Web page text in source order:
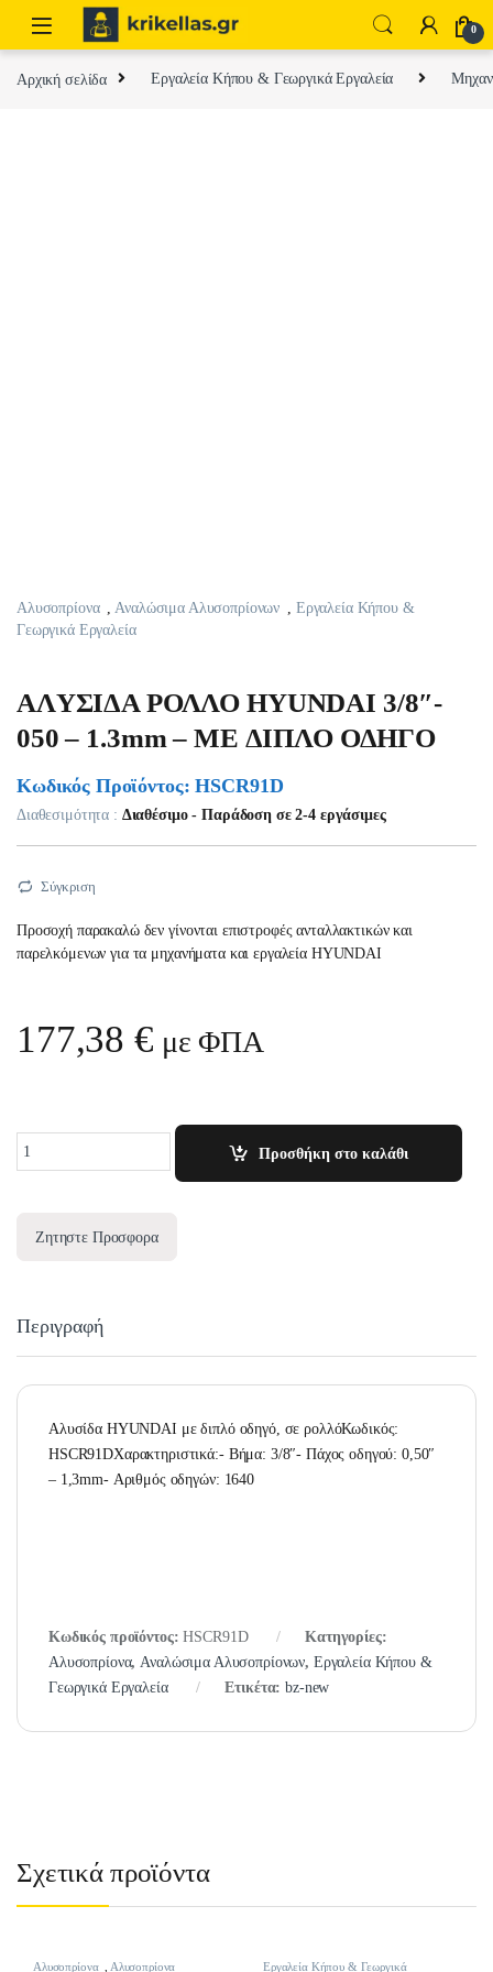
Skip to navigation
Skip to content
0
Αρχική σελίδα Εργαλεία Κήπου & Γεωργικά Εργαλεία
Αλυσοπρίονα Αναλώσιμα Αλυσοπρίονων
Εργαλεία Κήπου &
Γεωργικά Εργαλεία
AΛYΣIΔA ΡΟΛΛΟ HYUNDAI 3/8″-
050 – 1.3mm – ME ΔΙΠΛΟ ΟΔΗΓΟ
Κωδικός Προϊόντος: HSCR91D
Διαθεσιμότητα : Διαθέσιμο - Παράδοση σε 2-4 εργάσιμες
Σύγκριση
Προσοχή παρακαλώ δεν γίνονται επιστροφές ανταλλακτικών και
παρελκόμενων για τα μηχανήματα και εργαλεία HYUNDAI
177,38€ με ΦΠΑ
Προσθήκη στο καλάθι
Ζητηστε Προσφορα
Περιγραφή
Αλυσίδα HYUNDAI με διπλό οδηγό, σε ρολλόΚωδικός:
HSCR91DΧαρακτηριστικά:- Βήμα: 3/8″- Πάχος οδηγού: 0,50″
– 1,3mm- Αριθμός οδηγών: 1640
Κωδικός προϊόντος:HSCR91D
Κατηγορίες:
Αλυσοπρίονα,Αναλώσιμα Αλυσοπρίονων, Εργαλεία Κήπου &
Γεωργικά Εργαλεία
Ετικέτα:bz-new
Σχετικά προϊόντα
Αλυσοπρίονα
Αλυσοπρίονα
Εργαλεία Κήπου & Γεωργικά